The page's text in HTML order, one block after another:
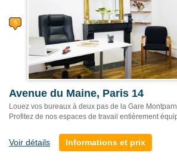
Avenue du Maine, Paris 14
Louez vos bureaux à deux pas de la Gare
Profitez de nos espaces de travail entièrement
Voir détails Informations et prix